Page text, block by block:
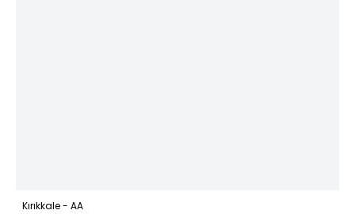
Kırıkkale - AA